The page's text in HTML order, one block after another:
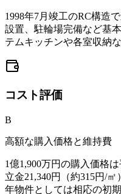
1998年7月竣工のRC構造
設置、駐輪場完備など基
テムキッチンや各室収納
コスト評価
B
高額な購入価格と維持費
1億1,900万円の購入価格
立金21,340円（約315円/
年物件としては相応の初